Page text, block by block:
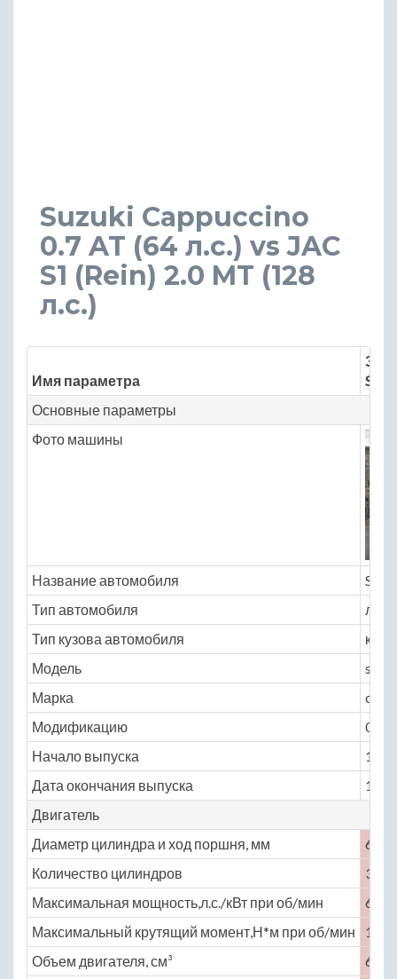
Suzuki Cappuccino
0.7 AT (64 л.с.) vs JAC
S1 (Rein) 2.0 MT (128
л.с.)
Имя параметра
Основные параметры
Фото машины
Название автомобиля
Тип автомобиля
Тип кузова автомобиля
Модель
Марка
Модификацию
0.7
Начало выпуска
1991
Дата окончания выпуска
1995
Двигатель
Диаметр цилиндра и ход поршня, мм
68 ×
Количество цилиндров
3
Максимальная мощность,л.с./кВт при об/мин
64 /
Максимальный крутящий момент,Н*м при об/мин
103
Объем двигателя, см³
658